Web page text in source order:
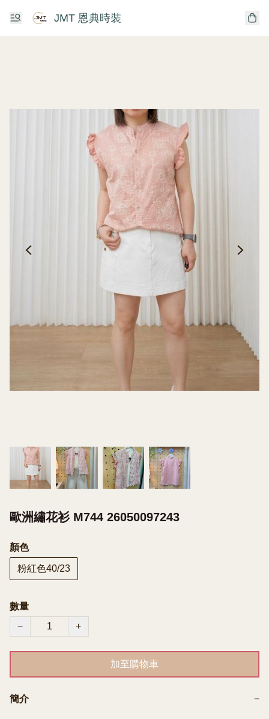
JMT 恩典時裝
歐洲繡花衫 M744 26050097243
顏色
粉紅色40/23
數量
−
+
加至購物車
簡介 −